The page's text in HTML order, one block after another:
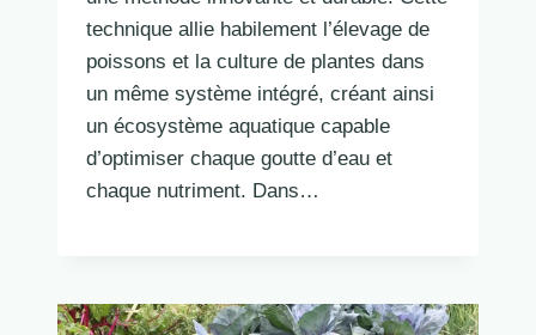
technique allie habilement l’élevage de
poissons et la culture de plantes dans
un même système intégré, créant ainsi
un écosystème aquatique capable
d’optimiser chaque goutte d’eau et
chaque nutriment. Dans…